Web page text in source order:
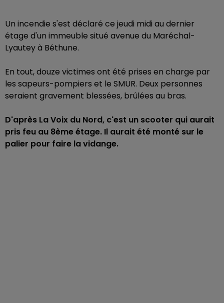
Un incendie s'est déclaré ce jeudi midi au dernier
étage d'un immeuble situé avenue du Maréchal-
Lyautey à Béthune.
En tout,douze victimes ont été prises en charge par
les sapeurs-pompiers et le SMUR. Deux personnes
seraient gravement blessées, brûlées au bras.
D'après La Voix du Nord, c'est un scooter qui aurait
pris feu au 8ème étage. Il aurait été monté sur le
palier pour faire la vidange.